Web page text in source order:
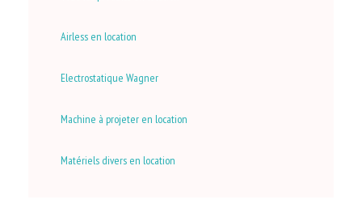
Airless en location
Electrostatique Wagner
Machine à projeter en location
Matériels divers en location